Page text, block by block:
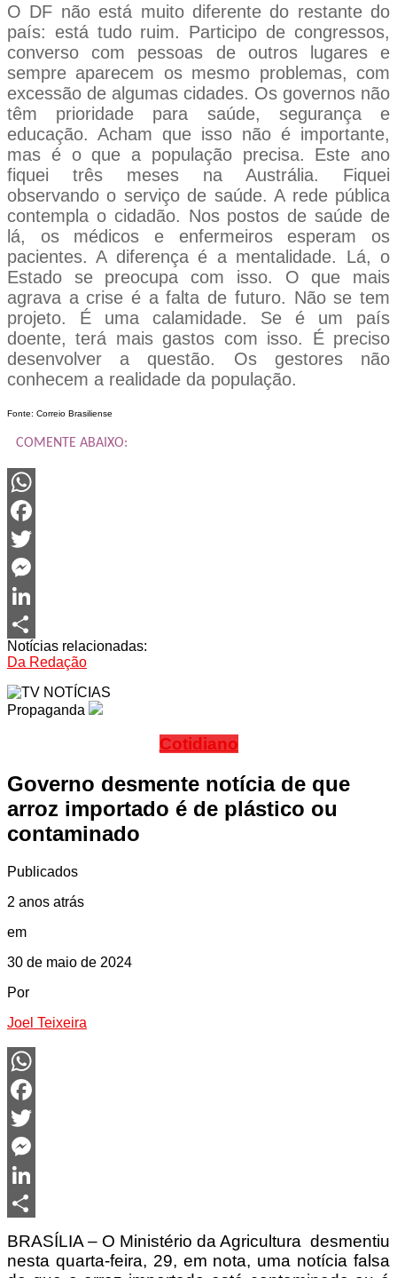
O DF não está muito diferente do restante do
país: está tudo ruim. Participo de congressos,
converso com pessoas de outros lugares e
sempre aparecem os mesmo problemas, com
excessão de algumas cidades. Os governos não
têm prioridade para saúde, segurança e
educação. Acham que isso não é importante,
mas é o que a população precisa. Este ano
fiquei três meses na Austrália. Fiquei
observando o serviço de saúde. A rede pública
contempla o cidadão. Nos postos de saúde de
lá, os médicos e enfermeiros esperam os
pacientes. A diferença é a mentalidade. Lá, o
Estado se preocupa com isso. O que mais
agrava a crise é a falta de futuro. Não se tem
projeto. É uma calamidade. Se é um país
doente, terá mais gastos com isso. É preciso
desenvolver a questão. Os gestores não
conhecem a realidade da população.
Fonte: Correio Brasiliense
COMENTE ABAIXO:
WhatsApp
Facebook
Twitter
Messenger
LinkedIn
Share
Notícias relacionadas:
Da Redação
Propaganda
Cotidiano
Governo desmente notícia de que
arroz importado é de plástico ou
contaminado
Publicados
2 anos atrás
em
30 de maio de 2024
Por
Joel Teixeira
WhatsApp
Facebook
Twitter
Messenger
LinkedIn
BRASÍLIA – O Ministério da Agricultura desmentiu
nesta quarta-feira, 29, em nota, uma notícia falsa